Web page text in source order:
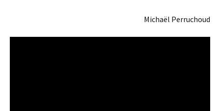
Michaël Perruchoud